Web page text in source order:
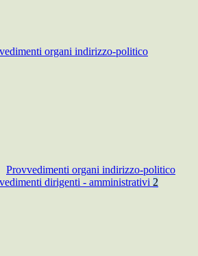
organi indirizzo-politico
Provvedimenti organi indirizzo-politico
dirigenti - amministrativi 2